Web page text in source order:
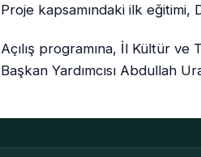
Proje kapsamındaki ilk eğitimi,
Açılış programına, İl Kültür
Başkan Yardımcısı Abdullah